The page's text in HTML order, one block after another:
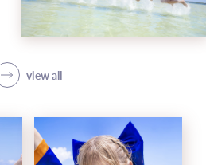
view all